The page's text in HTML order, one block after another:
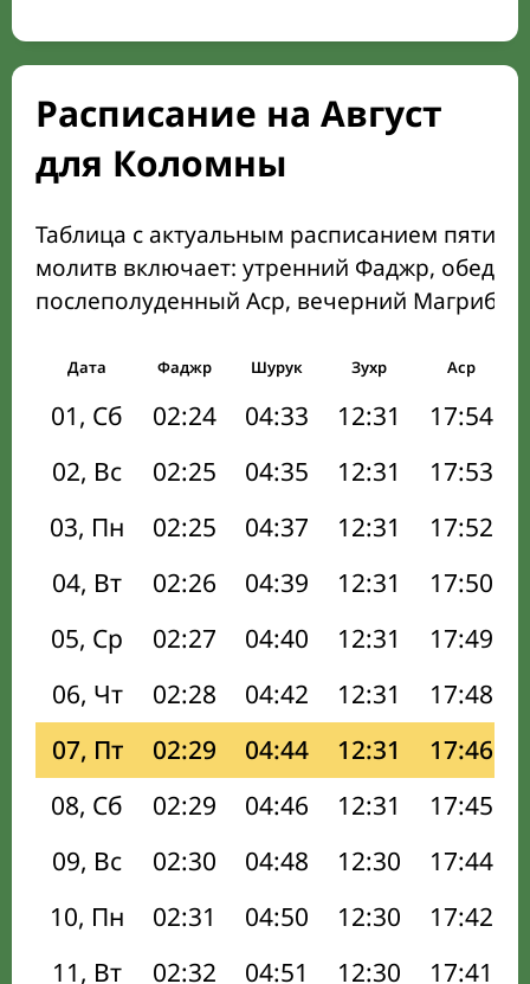
Расписание на Август
для Коломны
Таблица с актуальным расписанием пяти
молитв включает: утренний Фаджр,
послеполуденный Аср, вечерний Магриб
Дата Фаджр Шурук Зухр Аср
01, Сб 02:24 04:33 12:31 17:54
02, Вс
02:25 04:35 12:31 17:53
03, Пн
02:25 04:37 12:31 17:52
04, Вт
02:26 04:39 12:31 17:50
05, Ср
02:27 04:40 12:31 17:49
06, Чт
02:28 04:42 12:31 17:48
07, Пт
02:29 04:44 12:31 17:46
08, Сб
02:29 04:46 12:31 17:45
09, Вс
02:30 04:48 12:30 17:44
10, Пн
02:31 04:50 12:30 17:42
11, Вт
02:32 04:51 12:30 17:41